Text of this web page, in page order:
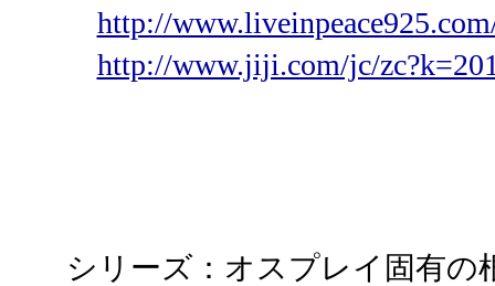
http://
http://www.jiji.com/jc/
シリーズ：オスプレイ固有の